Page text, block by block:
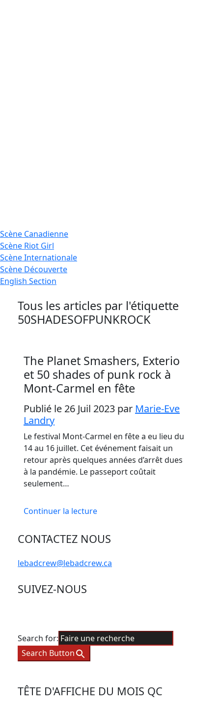
Scène Canadienne
Scène Riot Girl
ScèneInternationale
Scène Découverte
English Section
Tous les articles par l'étiquette
50SHADESOFPUNKROCK
The Planet Smashers, Exterio
et 50 shades of punk rock à
Mont-Carmel en fête
Publié le 26 Juil 2023 par Marie-Eve
Landry
Le festival Mont-Carmel en fête a eu lieu du
14 au 16 juillet. Cet événement faisait un
retour après quelques années d’arrêt dues
à la pandémie. Le passeport coûtait
seulement…
Continuer la lecture
CONTACTEZ NOUS
lebadcrew@lebadcrew.ca
SUIVEZ-NOUS
Search for:
Search Button
TÊTE D'AFFICHE DU MOIS QC